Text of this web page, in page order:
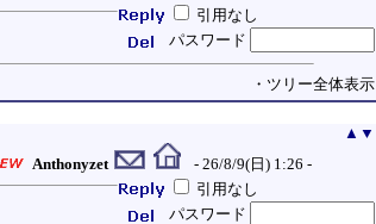
引用なし
パスワード
・ツリー全体表示
▲ ▼
Anthonyzet
- 26/8/9(日) 1:26 -
引用なし
パスワード